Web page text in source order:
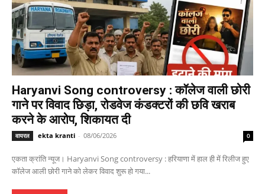
Haryanvi Song controversy : कॉलेज वाली छोरी
गाने पर विवाद छिड़ा, रोडवेज कंडक्टरों की छवि खराब
करने के आरोप, शिकायत दी
वायरल ekta kranti - 08/06/2026 0
एकता क्रांति न्यूज। Haryanvi Song controversy : हरियाणा में हाल ही में रिलीज हुए
कॉलेज आली छोरी गाने को लेकर विवाद शुरू हो गया...